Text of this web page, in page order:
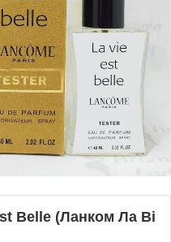
Belle (Ланком Ла Ві